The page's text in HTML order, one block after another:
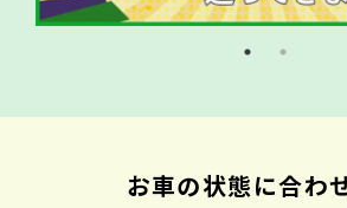
お車の状態に合わ